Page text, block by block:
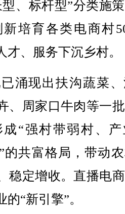
、标杆型”分类施
培育各类电商村
才、服务下沉乡村。
现出扶沟蔬菜、
、周家口牛肉等一
“强村带弱村、
的共富格局，带动
稳定增收。直播电
“新引擎”。